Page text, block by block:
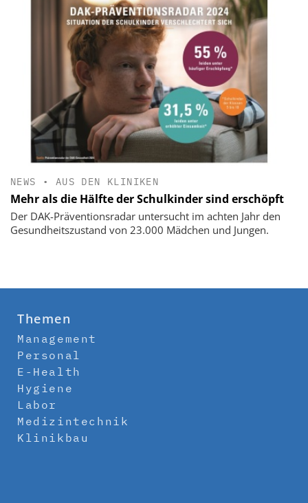
NEWS • AUS DEN KLINIKEN
Mehr als die Hälfte der Schulkinder sind erschöpft
Der DAK-Präventionsradar untersucht im achten Jahr den
Gesundheitszustand von 23.000 Mädchen und Jungen.
Themen
Management
Personal
E-Health
Hygiene
Labor
Medizintechnik
Klinikbau